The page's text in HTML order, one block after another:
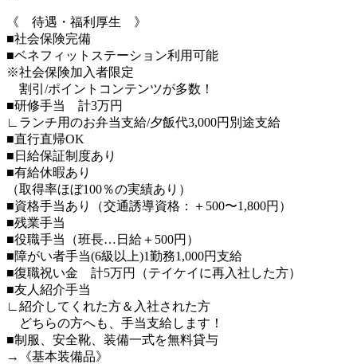
《 待遇・福利厚生 》
■社会保険完備
■ベネフィットステーション利用可能
※社会保険加入者限定
割引/ポイントコンテンツが多数！
■研修手当 計3万円
∟ランチ用のお弁当支給/夕飯代3,000円別途支給
■直行直帰OK
■日給保証制度あり
■有給休暇あり
（取得率ほぼ100％の実績あり）
■資格手当あり（交通誘導資格：＋500〜1,800円）
■残業手当
■役職手当（班長…日給＋500円）
■障がい者手当(6級以上)1勤務1,000円支給
■復職祝い金 計5万円（テイケイに再入社した方）
■友人紹介手当
∟紹介してくれた方＆入社された方
どちらの方へも、手当支給します！
■制服、安全靴、装備一式を無料貸与
→《基本装備品》